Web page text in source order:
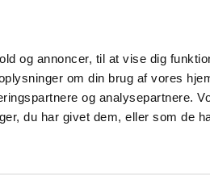
og annoncer, til at vise dig
om din brug af vores
og analysepartnere.
du har givet dem, eller som de
Nyheder Om os
Tilskud og
Apoteker og salg